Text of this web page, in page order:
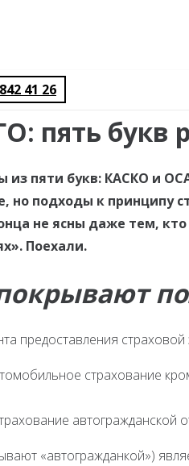
41 26
пять букв
из пяти букв: КАСКО и
но подходы к принципу
не ясны даже тем,
Поехали.
страховой
страхование
автогражданской
«автогражданкой»)